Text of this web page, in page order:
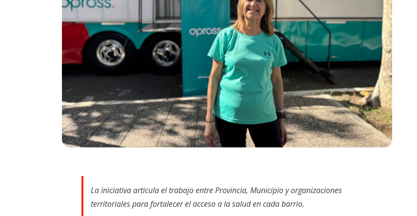
La iniciativa articula el trabajo entre Provincia, Municipio y organizaciones
territoriales para fortalecer el acceso a la salud en cada barrio.